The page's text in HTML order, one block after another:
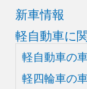
新車情報
軽自動車に
軽自動車の
軽四輪車の